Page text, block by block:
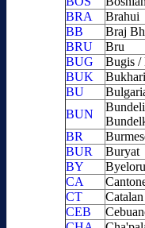
BRA
Brahui
BB
Braj
BRU
Bru
BUG
Bugis /
BUK
BU
BUN
BR
BUR
Buryat
BY
CA
CT
Catalan
CEB